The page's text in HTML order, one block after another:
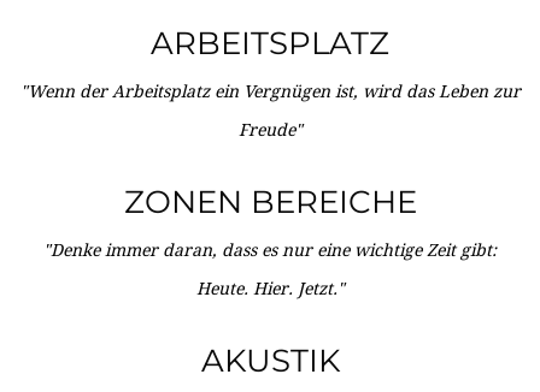
ARBEITSPLATZ
"Wenn der Arbeitsplatz ein Vergnügen ist, wird das Leben zur
Freude"
ZONEN BEREICHE
"Denke immer daran, dass es nur eine wichtige Zeit gibt:
Heute. Hier. Jetzt."
AKUSTIK